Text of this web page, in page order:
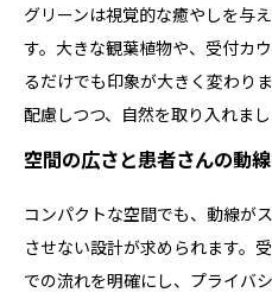
グリーンは視覚的な癒やしを与
す。大きな観葉植物や、受付カ
るだけでも印象が大きく変わり
配慮しつつ、自然を取り入れまし
空間の広さと患者さんの動
コンパクトな空間でも、動線が
させない設計が求められます。
での流れを明確にし、プライバ